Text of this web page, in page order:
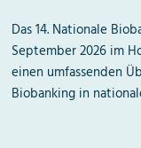
Das 14. Nationale
September 2026 im
einen umfassenden
Biobanking in